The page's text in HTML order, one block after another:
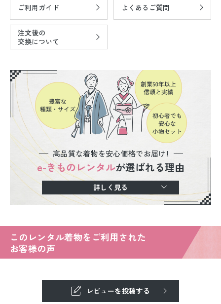
ご利用ガイド よくあるご質問
注文後の
交換について
高品質な着物を安心価格でお届け!
e-きものレンタルが選ばれる理由
詳しく見る
このレンタル着物をご利用された
お客様の声
レビューを投稿する